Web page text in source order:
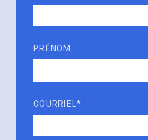
PRÉNOM
COURRIEL*